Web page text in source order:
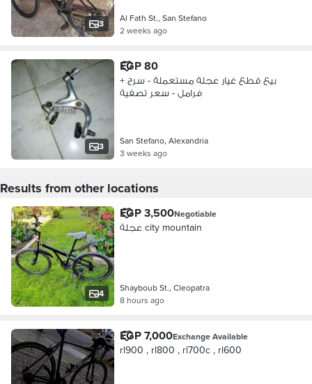
3
Al Fath St., San Stefano
2 weeks ago
3
EGP 80
بيع قطع غيار عجلة مستعملة - سرج +
فرامل - سعر تصفية
San Stefano, Alexandria
3 weeks ago
Results from other locations
4
EGP 3,500Negotiable
عجلة city mountain
Shayboub St., Cleopatra
8 hours ago
EGP 7,000Exchange Available
rl900 , rl800 , rl700c , rl600